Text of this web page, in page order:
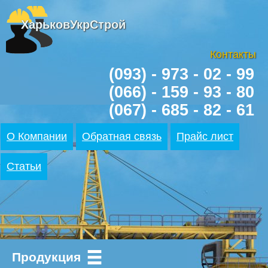
О Компании Обратная связь Прайс лист
Статьи
ХарьковУкрСтрой
Контакты
(093) - 973 - 02 - 99
(066) - 159 - 93 - 80
(067) - 685 - 82 - 61